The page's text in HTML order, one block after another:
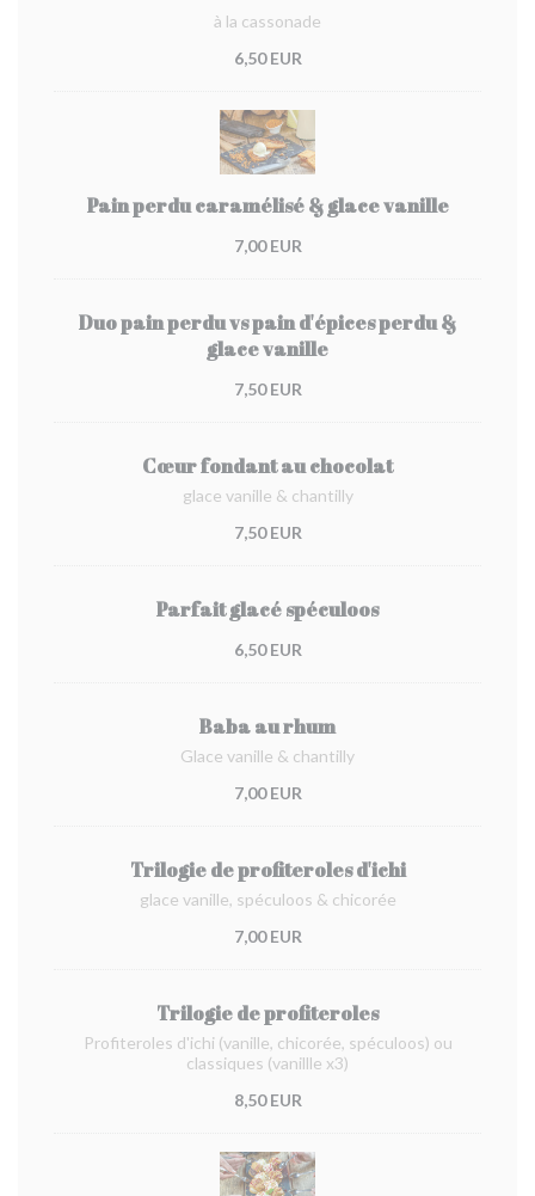
à la cassonade
6,50 EUR
Pain perdu caramélisé & glace vanille
7,00 EUR
Duo pain perdu vs pain d'épices perdu &
glace vanille
7,50 EUR
Cœur fondant au chocolat
glace vanille & chantilly
7,50 EUR
Parfait glacé spéculoos
6,50 EUR
Baba au rhum
Glace vanille & chantilly
7,00 EUR
Trilogie de profiteroles d'ichi
glace vanille, spéculoos & chicorée
7,00 EUR
Trilogie de profiteroles
Profiteroles d'ichi (vanille, chicorée, spéculoos) ou
classiques (vanillle x3)
8,50 EUR